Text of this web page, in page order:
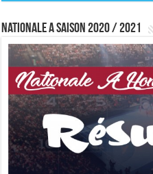
Nationale A saison 2020 / 2021